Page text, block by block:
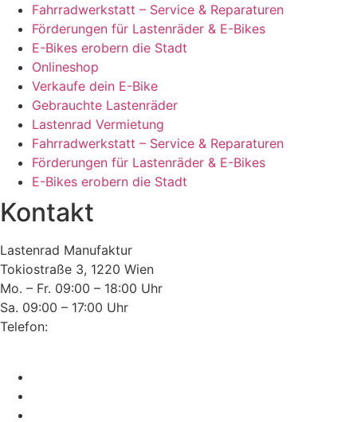
Fahrradwerkstatt – Service & Reparaturen
Förderungen für Lastenräder & E-Bikes
E-Bikes erobern die Stadt
Onlineshop
Verkaufe dein E-Bike
Gebrauchte Lastenräder
Lastenrad Vermietung
Fahrradwerkstatt – Service & Reparaturen
Förderungen für Lastenräder & E-Bikes
E-Bikes erobern die Stadt
Kontakt
Lastenrad Manufaktur
Tokiostraße 3, 1220 Wien
Mo. – Fr. 09:00 – 18:00 Uhr
Sa. 09:00 – 17:00 Uhr
Telefon: